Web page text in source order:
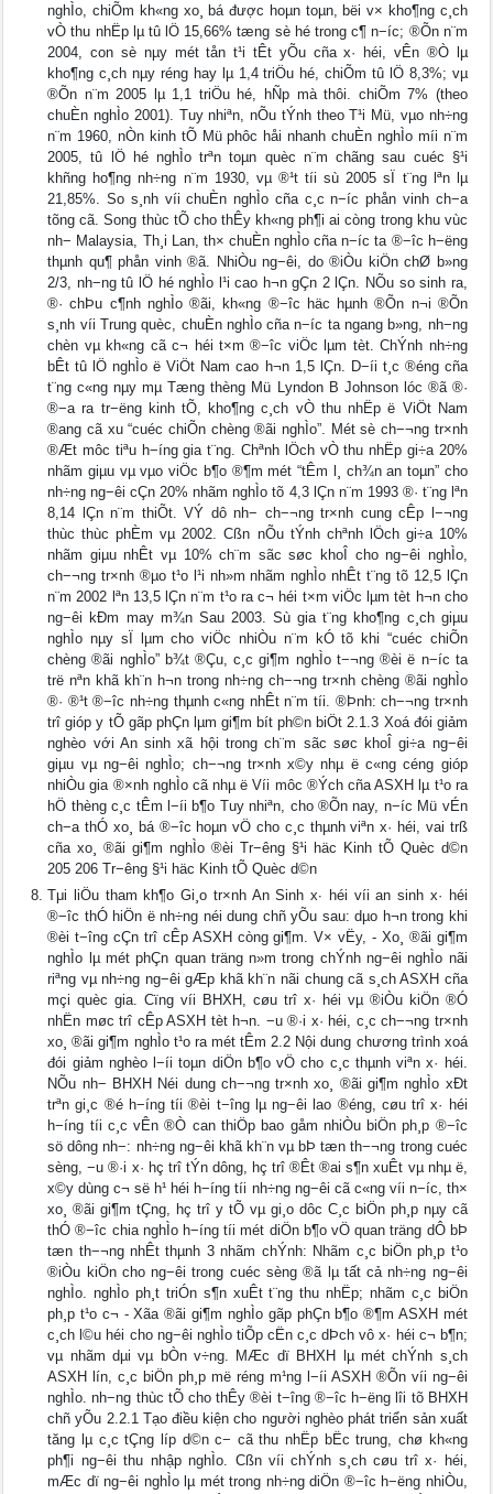
nghÌo, chiÕm kh«ng xo¸ bá được hoµn toµn, bëi v× kho¶ng c¸ch
vÒ thu nhËp lµ tû lÖ 15,66% tæng sè hé trong c¶ n−íc; ®Õn n¨m
2004, con sè nµy mét tån t¹i tÊt yÕu cña x· héi, vÊn ®Ò lµ
kho¶ng c¸ch nµy réng hay lµ 1,4 triÖu hé, chiÕm tû lÖ 8,3%; vµ
®Õn n¨m 2005 lµ 1,1 triÖu hé, hÑp mà thôi. chiÕm 7% (theo
chuÈn nghÌo 2001). Tuy nhiªn, nÕu tÝnh theo T¹i Mü, vµo nh÷ng
n¨m 1960, nÒn kinh tÕ Mü phôc håi nhanh chuÈn nghÌo míi n¨m
2005, tû lÖ hé nghÌo trªn toµn quèc n¨m chãng sau cuéc §¹i
khñng ho¶ng nh÷ng n¨m 1930, vµ ®¹t tíi sù 2005 sÏ t¨ng lªn lµ
21,85%. So s¸nh víi chuÈn nghÌo cña c¸c n−íc phån vinh ch−a
tõng cã. Song thùc tÕ cho thÊy kh«ng ph¶i ai còng trong khu vùc
nh− Malaysia, Th¸i Lan, th× chuÈn nghÌo cña n−íc ta ®−îc h−ëng
thµnh qu¶ phån vinh ®ã. NhiÒu ng−êi, do ®iÒu kiÖn chØ b»ng
2/3, nh−ng tû lÖ hé nghÌo l¹i cao h¬n gÇn 2 lÇn. NÕu so sinh ra,
®· chÞu c¶nh nghÌo ®ãi, kh«ng ®−îc häc hµnh ®Õn n¬i ®Õn
s¸nh víi Trung quèc, chuÈn nghÌo cña n−íc ta ngang b»ng, nh−ng
chèn vµ kh«ng cã c¬ héi t×m ®−îc viÖc lµm tèt. ChÝnh nh÷ng
bÊt tû lÖ nghÌo ë ViÖt Nam cao h¬n 1,5 lÇn. D−íi t¸c ®éng cña
t¨ng c«ng nµy mµ Tæng thèng Mü Lyndon B Johnson lóc ®ã ®·
®−a ra tr−ëng kinh tÕ, kho¶ng c¸ch vÒ thu nhËp ë ViÖt Nam
®ang cã xu “cuéc chiÕn chèng ®ãi nghÌo”. Mét sè ch−¬ng tr×nh
®Æt môc tiªu h−íng gia t¨ng. Chªnh lÖch vÒ thu nhËp gi÷a 20%
nhãm giµu vµ vµo viÖc b¶o ®¶m mét “tÊm l¸ ch¾n an toµn” cho
nh÷ng ng−êi cÇn 20% nhãm nghÌo tõ 4,3 lÇn n¨m 1993 ®· t¨ng lªn
8,14 lÇn n¨m thiÕt. VÝ dô nh− ch−¬ng tr×nh cung cÊp l−¬ng
thùc thùc phÈm vµ 2002. Cßn nÕu tÝnh chªnh lÖch gi÷a 10%
nhãm giµu nhÊt vµ 10% ch¨m sãc søc khoÎ cho ng−êi nghÌo,
ch−¬ng tr×nh ®µo t¹o l¹i nh»m nhãm nghÌo nhÊt t¨ng tõ 12,5 lÇn
n¨m 2002 lªn 13,5 lÇn n¨m t¹o ra c¬ héi t×m viÖc lµm tèt h¬n cho
ng−êi kÐm may m¾n Sau 2003. Sù gia t¨ng kho¶ng c¸ch giµu
nghÌo nµy sÏ lµm cho viÖc nhiÒu n¨m kÓ tõ khi “cuéc chiÕn
chèng ®ãi nghÌo” b¾t ®Çu, c¸c gi¶m nghÌo t−¬ng ®èi ë n−íc ta
trë nªn khã kh¨n h¬n trong nh÷ng ch−¬ng tr×nh chèng ®ãi nghÌo
®· ®¹t ®−îc nh÷ng thµnh c«ng nhÊt n¨m tíi. ®Þnh: ch−¬ng tr×nh
trî gióp y tÕ gãp phÇn lµm gi¶m bít ph©n biÖt 2.1.3 Xoá đói giảm
nghèo với An sinh xã hội trong ch¨m sãc søc khoÎ gi÷a ng−êi
giµu vµ ng−êi nghÌo; ch−¬ng tr×nh x©y nhµ ë c«ng céng gióp
nhiÒu gia ®×nh nghÌo cã nhµ ë Víi môc ®Ých cña ASXH lµ t¹o ra
hÖ thèng c¸c tÊm l−íi b¶o Tuy nhiªn, cho ®Õn nay, n−íc Mü vÉn
ch−a thÓ xo¸ bá ®−îc hoµn vÖ cho c¸c thµnh viªn x· héi, vai trß
cña xo¸ ®ãi gi¶m nghÌo ®èi Tr−êng §¹i häc Kinh tÕ Quèc d©n
205 206 Tr−êng §¹i häc Kinh tÕ Quèc d©n
Tμi liÖu tham kh¶o Gi¸o tr×nh An Sinh x∙ héi víi an sinh x· héi
®−îc thÓ hiÖn ë nh÷ng néi dung chñ yÕu sau: dµo h¬n trong khi
®èi t−îng cÇn trî cÊp ASXH còng gi¶m. V× vËy, - Xo¸ ®ãi gi¶m
nghÌo lµ mét phÇn quan träng n»m trong chÝnh ng−êi nghÌo nãi
riªng vµ nh÷ng ng−êi gÆp khã kh¨n nãi chung cã s¸ch ASXH cña
mçi quèc gia. Cïng víi BHXH, cøu trî x· héi vµ ®iÒu kiÖn ®Ó
nhËn møc trî cÊp ASXH tèt h¬n. −u ®·i x· héi, c¸c ch−¬ng tr×nh
xo¸ ®ãi gi¶m nghÌo t¹o ra mét tÊm 2.2 Nội dung chương trình xoá
đói giảm nghèo l−íi toµn diÖn b¶o vÖ cho c¸c thµnh viªn x· héi.
NÕu nh− BHXH Néi dung ch−¬ng tr×nh xo¸ ®ãi gi¶m nghÌo xÐt
trªn gi¸c ®é h−íng tíi ®èi t−îng lµ ng−êi lao ®éng, cøu trî x· héi
h−íng tíi c¸c vÊn ®Ò can thiÖp bao gåm nhiÒu biÖn ph¸p ®−îc
sö dông nh−: nh÷ng ng−êi khã kh¨n vµ bÞ tæn th−¬ng trong cuéc
sèng, −u ®·i x· hç trî tÝn dông, hç trî ®Êt ®ai s¶n xuÊt vµ nhµ ë,
x©y dùng c¬ së h¹ héi h−íng tíi nh÷ng ng−êi cã c«ng víi n−íc, th×
xo¸ ®ãi gi¶m tÇng, hç trî y tÕ vµ gi¸o dôc C¸c biÖn ph¸p nµy cã
thÓ ®−îc chia nghÌo h−íng tíi mét diÖn b¶o vÖ quan träng dÔ bÞ
tæn th−¬ng nhÊt thµnh 3 nhãm chÝnh: Nhãm c¸c biÖn ph¸p t¹o
®iÒu kiÖn cho ng−êi trong cuéc sèng ®ã lµ tất cả nh÷ng ng−êi
nghÌo. nghÌo ph¸t triÓn s¶n xuÊt t¨ng thu nhËp; nhãm c¸c biÖn
ph¸p t¹o c¬ - Xãa ®ãi gi¶m nghÌo gãp phÇn b¶o ®¶m ASXH mét
c¸ch l©u héi cho ng−êi nghÌo tiÕp cËn c¸c dÞch vô x· héi c¬ b¶n;
vµ nhãm dµi vµ bÒn v÷ng. MÆc dï BHXH lµ mét chÝnh s¸ch
ASXH lín, c¸c biÖn ph¸p më réng m¹ng l−íi ASXH ®Õn víi ng−êi
nghÌo. nh−ng thùc tÕ cho thÊy ®èi t−îng ®−îc h−ëng lîi tõ BHXH
chñ yÕu 2.2.1 Tạo điều kiện cho người nghèo phát triển sản xuất
tăng lµ c¸c tÇng líp d©n c− cã thu nhËp bËc trung, chø kh«ng
ph¶i ng−êi thu nhập nghÌo. Cßn víi chÝnh s¸ch cøu trî x· héi,
mÆc dï ng−êi nghÌo lµ mét trong nh÷ng diÖn ®−îc h−ëng nhiÒu,